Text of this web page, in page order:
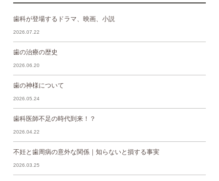
歯科が登場するドラマ、映画、小説
2026.07.22
歯の治療の歴史
2026.06.20
歯の神様について
2026.05.24
歯科医師不足の時代到来！？
2026.04.22
不妊と歯周病の意外な関係｜知らないと損する事実
2026.03.25